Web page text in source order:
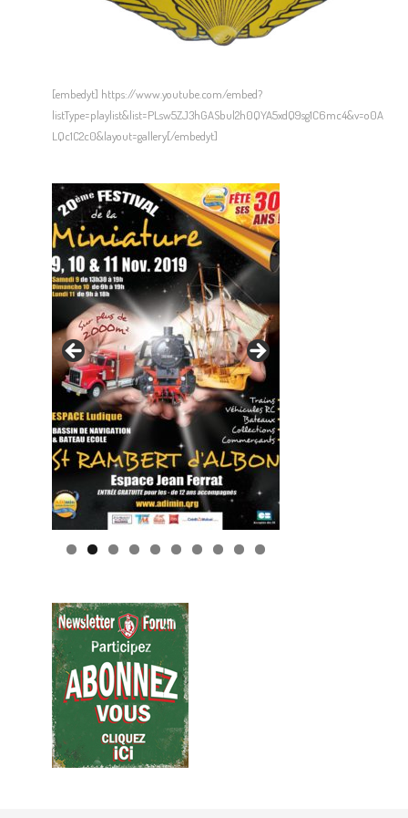
[embedyt] https://www.youtube.com/embed?
listType=playlist&list=PLsw5ZJ3hGASbul2h0QYA5xdQ9sg1C6mc4&v=o0A
LQc1C2c0&layout=gallery[/embedyt]